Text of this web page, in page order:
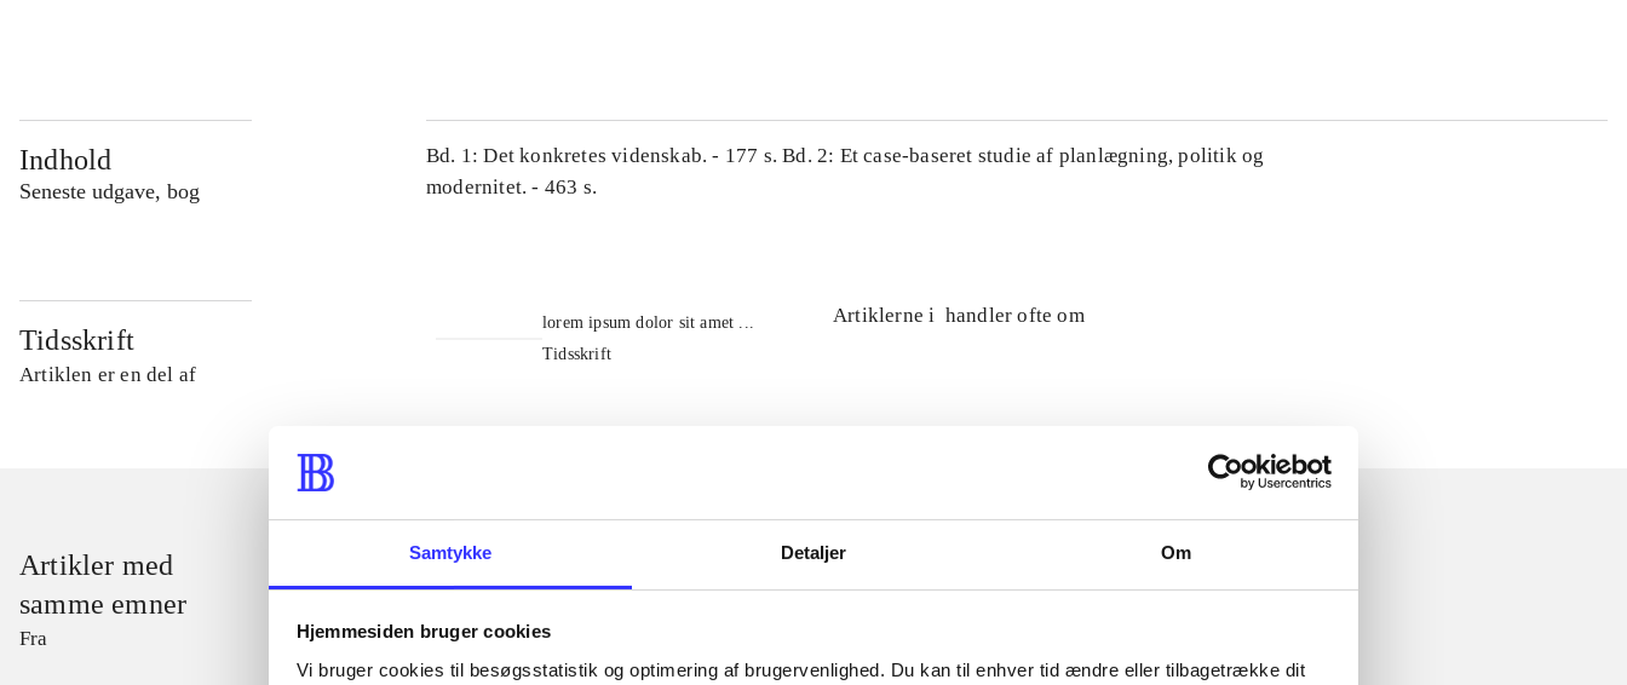
Samtykke Detaljer Om
Hjemmesiden bruger cookies
Vi bruger cookies til besøgsstatistik og optimering af brugervenlighed. Du kan til enhver tid ændre eller tilbagetrække dit
Indhold
Seneste udgave, bog
Bd. 1: Det konkretes videnskab. - 177 s. Bd. 2: Et case-baseret studie af planlægning, politik og
modernitet. - 463 s.
Tidsskrift
Artiklen er en del af
lorem ipsum dolor sit amet ...
Tidsskrift
Artiklerne i handler ofte om
Artikler med
samme emner
Fra